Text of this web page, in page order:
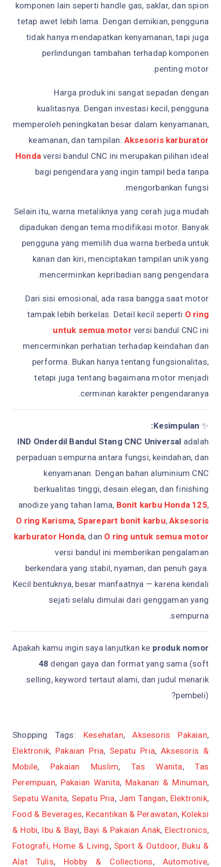
komponen lain seperti handle gas, saklar, dan spion
tetap awet lebih lama. Dengan demikian, pengguna
tidak hanya mendapatkan kenyamanan, tapi juga
perlindungan tambahan terhadap komponen
penting motor.
Harga produk ini sangat sepadan dengan
kualitasnya. Dengan investasi kecil, pengguna
memperoleh peningkatan besar dalam kenyamanan,
keamanan, dan tampilan. Aksesoris karburator
Hondaversi bandul CNC ini merupakan pilihan ideal
bagi pengendara yang ingin tampil beda tanpa
mengorbankan fungsi.
Selain itu, warna metaliknya yang cerah juga mudah
dipadukan dengan tema modifikasi motor. Banyak
pengguna yang memilih dua warna berbeda untuk
kanan dan kiri, menciptakan tampilan unik yang
mencerminkan kepribadian sang pengendara.
Dari sisi emosional, ada rasa bangga saat motor
tampak lebih berkelas. Detail kecil seperti O ring
untuk semua motor versi bandul CNC ini
mencerminkan perhatian terhadap keindahan dan
performa. Bukan hanya tentang fungsionalitas,
tetapi juga tentang bagaimana motor menjadi
cerminan karakter pengendaranya.
✨
Kesimpulan:
IND Onderdil Bandul Stang CNC Universal adalah
perpaduan sempurna antara fungsi, keindahan, dan
kenyamanan. Dengan bahan aluminium CNC
berkualitas tinggi, desain elegan, dan finishing
anodize yang tahan lama, Bonit karbu Honda 125,
O ring Karisma, Sparepart bonit karbu,Aksesoris
karburator Honda, dan O ring untuk semua motor
versi bandul ini memberikan pengalaman
berkendara yang stabil, nyaman, dan penuh gaya.
Kecil bentuknya, besar manfaatnya — karena kendali
sejati selalu dimulai dari genggaman yang
sempurna.
Apakah kamu ingin saya lanjutkan ke produk nomor
48 dengan gaya dan format yang sama (soft
selling, keyword tertaut alami, dan judul menarik
pembeli)?
Shopping Tags: Kesehatan,Aksesoris Pakaian,
Elektronik, Pakaian Pria, Sepatu Pria,Aksesoris &
Mobile, Pakaian Muslim,Tas Wanita,Tas
Perempuan, Pakaian Wanita, Makanan & Minuman,
Sepatu Wanita, Sepatu Pria, Jam Tangan, Elektronik,
Food & Beverages, Kecantikan & Perawatan, Koleksi
& Hobi, Ibu & Bayi, Bayi & Pakaian Anak, Electronics,
Fotografi, Home & Living, Sport & Outdoor, Buku &
Alat Tulis, Hobby & Collections, Automotive,